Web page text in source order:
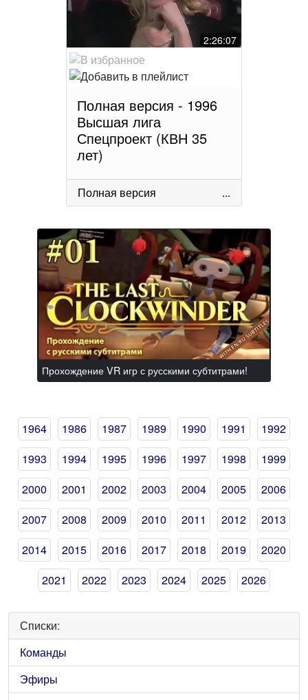
2:26:07
Полная версия - 1996
Высшая лига
Спецпроект (КВН 35
лет)
Полная версия ...
Прохождение VR игр с русскими субтитрами!
1964 1986 1987 1989 1990 1991
1992
1993
1994 1995 1996 1997 1998
1999
2000
2001 2002 2003 2004 2005
2006
2007
2008 2009 2010 2011 2012
2013
2014
2015 2016 2017 2018 2019
2020
2021
2022 2023 2024 2025 2026
Списки:
Команды
Эфиры